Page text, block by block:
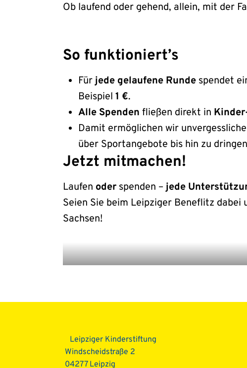
Ob laufend oder gehend, allein, mit der
So funktioniert’s
Fürjede gelaufene Rundespendet
Beispiel 1 €.
Alle Spenden fließen direkt in
Damit ermöglichen wir
über Sportangebote bis hin zu
Jetzt mitmachen!
Laufen oder spenden –jede
Seien Sie beim Leipziger Beneflitz
Sachsen!
Leipziger Kinderstiftung
Windscheidstraße 2
04277 Leipzig